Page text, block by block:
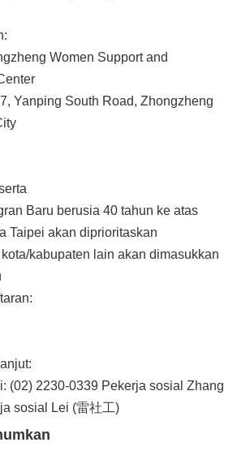
Women Support and
Yanping South Road, Zhongzheng
Baru berusia 40 tahun ke atas
Taipei akan diprioritaskan
kabupaten lain akan dimasukkan
(02) 2230-0339 Pekerja sosial Zhang
sosial Lei (雷社工)